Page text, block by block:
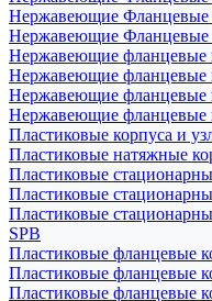
Нержавеющие Фланцевые
Нержавеющие Фланцевые
Нержавеющие фланцевые
Нержавеющие фланцевые
Нержавеющие фланцевые
Нержавеющие фланцевые
Пластиковые корпуса и
Пластиковые натяжные
Пластиковые
Пластиковые
Пластиковые
SPB
Пластиковые фланцевые
Пластиковые фланцевые
Пластиковые фланцевые